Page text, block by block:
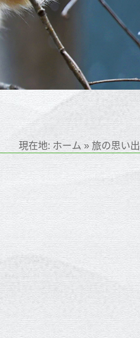
現在地: ホーム» 旅の思い出